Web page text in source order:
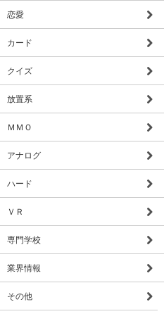
恋愛
カード
クイズ
放置系
ＭＭＯ
アナログ
ハード
ＶＲ
専門学校
業界情報
その他